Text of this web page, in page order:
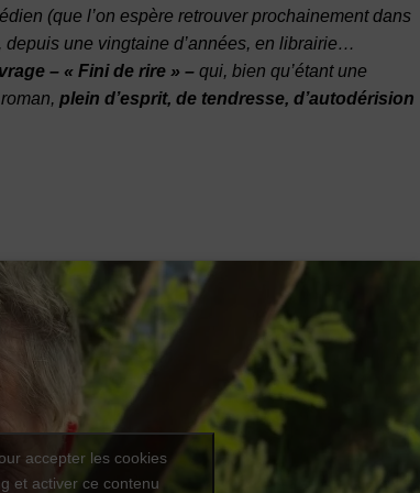
(que l’on espère retrouver prochainement dans
une vingtaine d’années, en librairie…
– « Fini de rire » – qui, bien qu’étant une
plein d’esprit, de tendresse, d’autodérision
accepter les cookies
et activer ce contenu